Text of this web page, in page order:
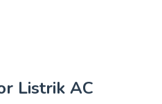
Listrik AC